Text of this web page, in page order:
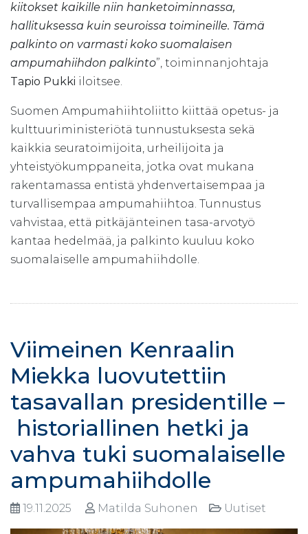
kiitokset kaikille niin hanketoiminnassa,
hallituksessa kuin seuroissa toimineille. Tämä
palkinto on varmasti koko suomalaisen
ampumahiihdon palkinto”, toiminnanjohtaja
Tapio Pukki iloitsee.
Suomen Ampumahiihtoliitto kiittää opetus- ja
kulttuuriministeriötä tunnustuksesta sekä
kaikkia seuratoimijoita, urheilijoita ja
yhteistyökumppaneita, jotka ovat mukana
rakentamassa entistä yhdenvertaisempaa ja
turvallisempaa ampumahiihtoa. Tunnustus
vahvistaa, että pitkäjänteinen tasa-arvotyö
kantaa hedelmää, ja palkinto kuuluu koko
suomalaiselle ampumahiihdolle.
Viimeinen Kenraalin
Miekka luovutettiin
tasavallan presidentille –
historiallinen hetki ja
vahva tuki suomalaiselle
ampumahiihdolle
19.11.2025 Matilda Suhonen Uutiset